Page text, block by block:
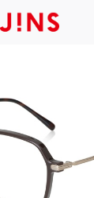
門市一覽